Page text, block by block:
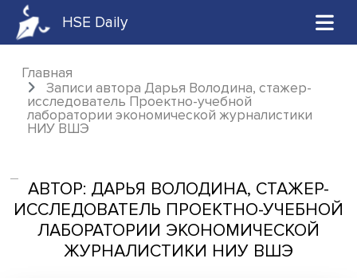
HSE Daily
Главная
Записи автора Дарья Володина,
исследователь Проектно-учебной
лаборатории экономической
АВТОР: ДАРЬЯ ВОЛОДИНА,
ИССЛЕДОВАТЕЛЬ ПРОЕКТНО-